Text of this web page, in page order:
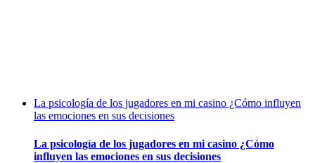
La psicología de los jugadores en mi casino ¿Cómo influyen
las emociones en sus decisiones
La psicología de los jugadores en mi casino ¿Cómo
influyen las emociones en sus decisiones